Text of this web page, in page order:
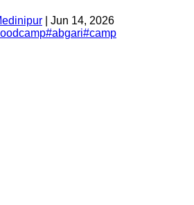
Jun 14, 2026
#abgari#camp